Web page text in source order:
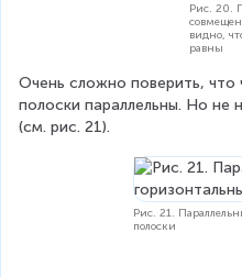
Рис. 20.
видно,
равны
Очень сложно поверить, что
полоски параллельны. Но не
(см. рис. 21).
Рис. 21.
полоски